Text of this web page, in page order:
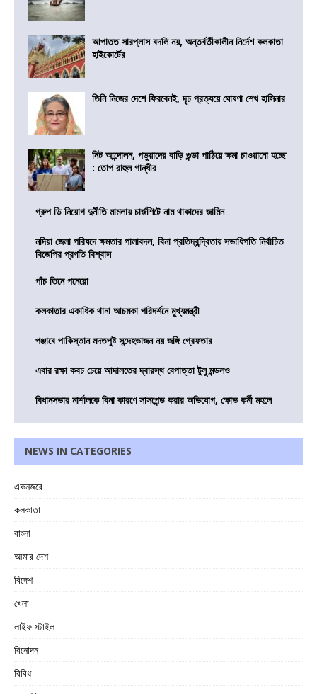
আপাতত সারপ্লাস বদলি নয়, অন্তর্বর্তীকালীন নির্দেশ কলকাতা
হাইকোর্টের
তিনি নিজের দেশে ফিরবেনই, দৃঢ প্রত্যয়ে ঘোষণা শেখ হাসিনার
নিট আন্দোলন, পড়ুয়াদের বাড়ি গুন্ডা পাঠিয়ে ক্ষমা চাওয়ানো হচ্ছে
: তোপ রাহুল গান্ধীর
গ্রুপ ডি নিয়োগ দুর্নীতি মামলায় চার্জশিটে নাম থাকাদের জামিন
নদিয়া জেলা পরিষদে ক্ষমতার পালাবদল, বিনা প্রতিদ্বন্দ্বিতায় সভাধিপতি নির্বাচিত
বিজেপির প্রণতি বিশ্বাস
পাঁচ তিনে পনেরো
কলকাতার একাধিক থানা আচমকা পরিদর্শনে মুখ্যমন্ত্রী
পঞ্জাবে পাকিস্তান মদতপুষ্ট সন্দেহভাজন নয় জঙ্গি গ্রেফতার
এবার রক্ষা কবচ চেয়ে আদালতের দ্বারস্থ বেপাত্তা টুলু মন্ডলও
বিধানসভার মার্শালকে বিনা কারণে সাসপেন্ড করার অভিযোগ, ক্ষোভ কর্মী মহলে
NEWS IN CATEGORIES
একনজরে
কলকাতা
বাংলা
আমার দেশ
বিদেশ
খেলা
লাইফ স্টাইল
বিনোদন
বিবিধ